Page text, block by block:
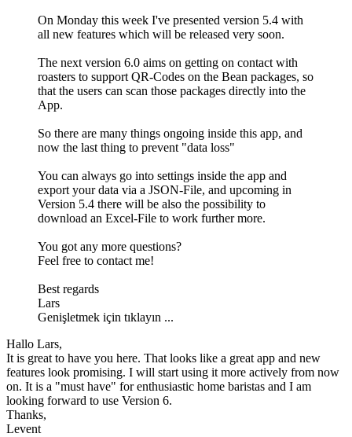
On Monday this week I've presented version 5.4 with
all new features which will be released very soon.
The next version 6.0 aims on getting on contact with
roasters to support QR-Codes on the Bean packages, so
that the users can scan those packages directly into the
App.
So there are many things ongoing inside this app, and
now the last thing to prevent "data loss"
You can always go into settings inside the app and
export your data via a JSON-File, and upcoming in
Version 5.4 there will be also the possibility to
download an Excel-File to work further more.
You got any more questions?
Feel free to contact me!
Best regards
Lars
Genişletmek için tıklayın ...
Hallo Lars,
It is great to have you here. That looks like a great app and new
features look promising. I will start using it more actively from now
on. It is a "must have" for enthusiastic home baristas and I am
looking forward to use Version 6.
Thanks,
Levent